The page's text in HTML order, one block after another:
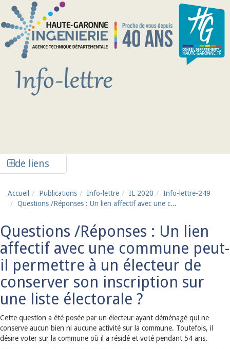
Aller au contenu principal
de liens
Accueil Publications Info-lettre IL 2020
Info-lettre-249
Questions /Réponses : Un lien affectif avec une c...
Questions /Réponses : Un lien
affectif avec une commune peut-
il permettre à un électeur de
conserver son inscription sur
une liste électorale ?
Cette question a été posée par un électeur ayant déménagé qui ne
conserve aucun bien ni aucune activité sur la commune. Toutefois, il
désire voter sur la commune où il a résidé et voté pendant 54 ans.